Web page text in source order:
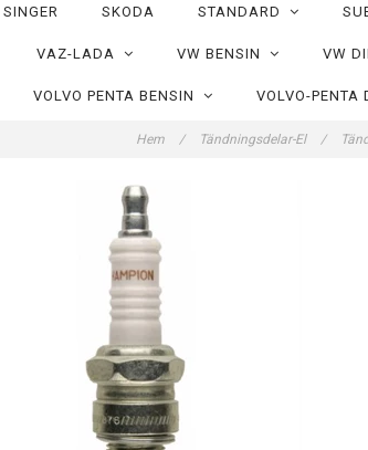
SINGER SKODA STANDARD
VAZ-LADA VW BENSIN VW
VOLVO PENTA BENSIN VOLVO-PENTA
Hem / Tändningsdelar-El /